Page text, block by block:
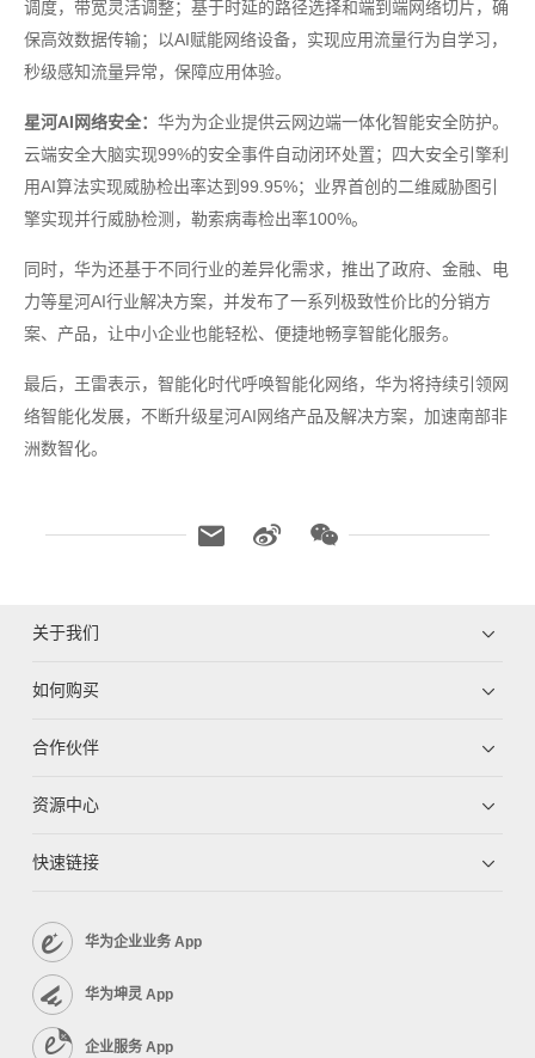
调度，带宽灵活调整；基于时延的路径选择和端到端网络切片，确
保高效数据传输；以AI赋能网络设备，实现应用流量行为自学习，
秒级感知流量异常，保障应用体验。
星河AI网络安全： 华为为企业提供云网边端一体化智能安全防护。
云端安全大脑实现99%的安全事件自动闭环处置；四大安全引擎利
用AI算法实现威胁检出率达到99.95%；业界首创的二维威胁图引
擎实现并行威胁检测，勒索病毒检出率100%。
同时，华为还基于不同行业的差异化需求，推出了政府、金融、电
力等星河AI行业解决方案，并发布了一系列极致性价比的分销方
案、产品，让中小企业也能轻松、便捷地畅享智能化服务。
最后，王雷表示，智能化时代呼唤智能化网络，华为将持续引领网
络智能化发展，不断升级星河AI网络产品及解决方案，加速南部非
洲数智化。
关于我们
如何购买
合作伙伴
资源中心
快速链接
华为企业业务 App
华为坤灵 App
企业服务 App